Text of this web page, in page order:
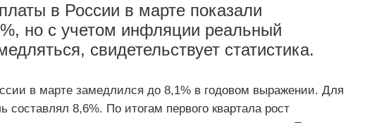
в России в марте показали
но с учетом инфляции реальный
свидетельствует статистика.
в марте замедлился до 8,1% в годовом выражении. Для
составлял 8,6%. По итогам первого квартала рост